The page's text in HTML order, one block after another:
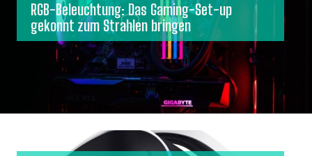
RGB-Beleuchtung: Das Gaming-Set-up
gekonnt zum Strahlen bringen